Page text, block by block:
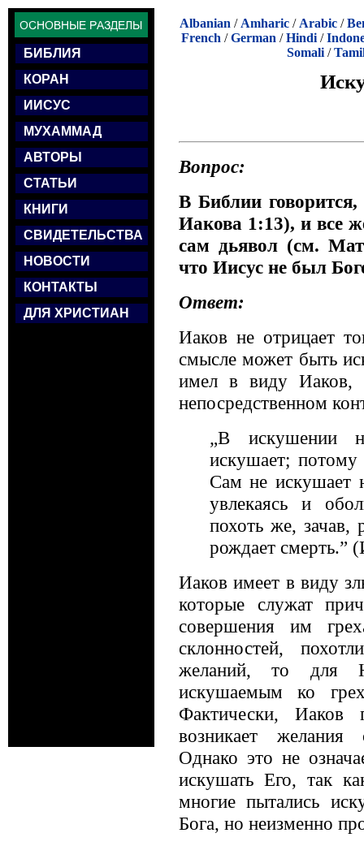
БИБЛИЯ
КОРАН
ИИСУС
МУХАММАД
АВТОРЫ
СТАТЬИ
КНИГИ
СВИДЕТЕЛЬСТВА
НОВОСТИ
КОНТАКТЫ
ДЛЯ ХРИСТИАН
Albanian / Amharic / Arabic /
French /German /Hindi /
Somali/
Вопрос:
В Библии
Иакова 1:13), и все
сам дьявол (см.
что Иисус не был
Ответ:
Иаков не отрицает
смысле может быть
имел в виду Иаков,
непосредственном
„В искушении
искушает;
Сам не искушает
увлекаясь и
похоть же, зачав,
рождает смерть.”
Иаков имеет в виду
которые служат
совершения им
склонностей,
желаний, то для
искушаемым ко
Фактически,
возникает желания
Однако это не
искушать Его, так
многие пытались
Бога, но неизменно